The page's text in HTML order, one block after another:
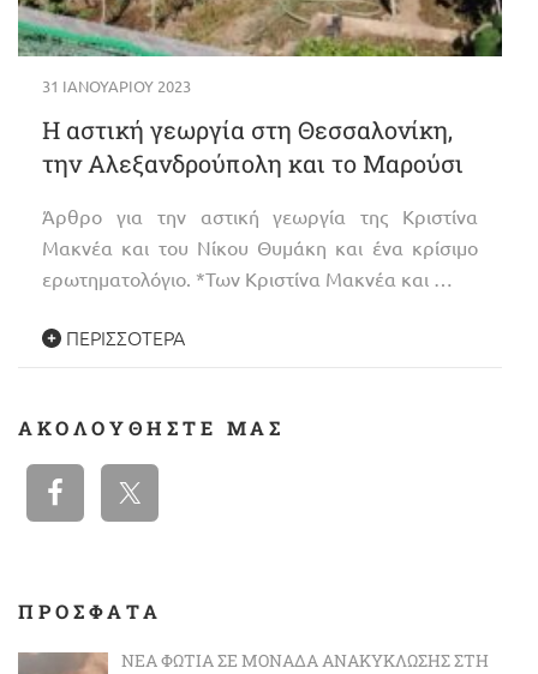
31 ΙΑΝΟΥΑΡΊΟΥ 2023
Η αστική γεωργία στη Θεσσαλονίκη,
την Αλεξανδρούπολη και το Μαρούσι
Άρθρο για την αστική γεωργία της Κριστίνα
Μακνέα και του Νίκου Θυμάκη και ένα κρίσιμο
ερωτηματολόγιο. *Των Κριστίνα Μακνέα και …
ΠΕΡΙΣΣΌΤΕΡΑ
ΑΚΟΛΟΥΘΉΣΤΕ ΜΑΣ
ΠΡΟΣΦΑΤΑ
ΝΈΑ ΦΩΤΙΆ ΣΕ ΜΟΝΆΔΑ ΑΝΑΚΎΚΛΩΣΗΣ ΣΤΗ